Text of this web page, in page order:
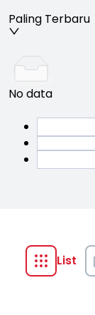
Paling Terbaru
No data
List